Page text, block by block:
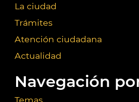
La ciudad
Trámites
Atención ciudadana
Actualidad
Navegación
Temas